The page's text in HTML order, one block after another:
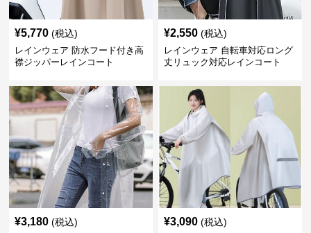
¥5,770 (税込)
レインウェア 防水フード付き高
襟ジッパーレインコート
¥2,550 (税込)
レインウェア 自転車対応ロング
丈リュック対応レインコート
¥3,180 (税込) ¥3,090 (税込)